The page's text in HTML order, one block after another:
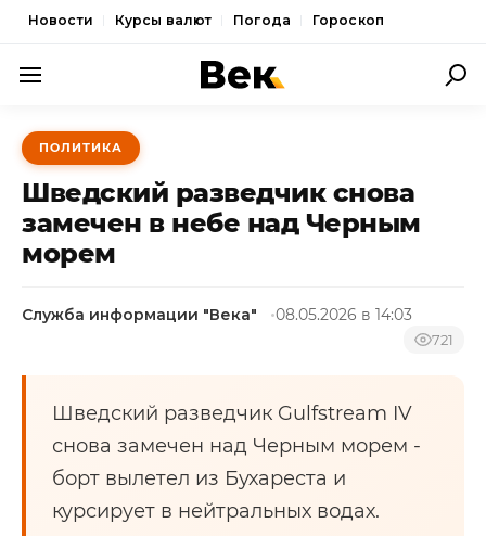
Новости Курсы валют Погода Гороскоп
ПОЛИТИКА
ЭКОНОМИКА
ОБЩЕСТВО
СПОРТ
ПОЛИТИКА
Шведский разведчик снова
замечен в небе над Черным
морем
Служба информации "Века" 08.05.2026 в 14:03
721
Шведский разведчик Gulfstream IV
снова замечен над Черным морем -
борт вылетел из Бухареста и
курсирует в нейтральных водах.